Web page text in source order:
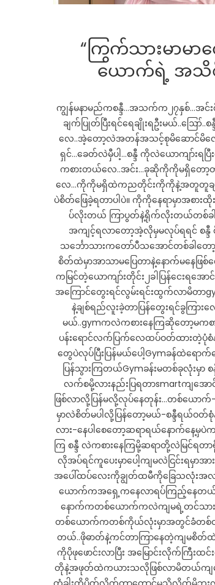
“ကြွက်သားမာမ
ယောက်ရဲ့ အသိ
ကျွန်မနာမည်ကစန္ဒီ…အသက်က၂၇နှစ်…
ချက်ပြုတ်ပြီးရင်ရေချိုးရဦးမယ်..ဪ
လေ..အဲ့တော့လဲအတန်အသင့်စုမိဆောင်မိလေ
ရှင်…ခေတ်လဲမှီပါ့…စန္ဒီ ကိုလဲယောကျာ်းရ
ကစားတယ်လေ..အင်း…ခုဆိုကိုကိုမရှိတော့
လေ…ကိုကိုမရှိထဲကညတိုင်းကိုကိုနဲ့အတူတူချ
ပဲစိတ်ဖြေခဲ့ရတာပါပဲ။ ကိုကိုနေရာမှာအစ
ပ်လိုးတယ် ကြာပွတ်နဲ့ရိုက်လိုးတယ်တစ်ခါခ
အကျင့်ရလာတော့အဲ့လိုမှမလုပ်ရရင် စ
သင်္ဘောသားကတော်ပီသအောင်တစ်ခါတ
စိတ်ထဲမှာအာသာမပြေတာနဲ့နောက်မနေဖြ
ကမြင်တဲ့ယောကျာ်းတိုင်း၂ခါပြန်ငေးရ
အကြောင်တွေးရင်လွမ်းရင်းထွက်လာမိတာ
နဲ့ချစ်ရည်လူးခဲ့တာပြန်တွေးရင်ခွကြာ
မယ်..gymကလဲကစားနေကြဆိုတော့မကစ
ပန်းရောင်လက်ပြက်လေထပ်ဝတ်ထားတဲ့ပုံစံနဲ့
တွေပဲလုပ်ပြီးပြန်မယ်ပေါ့Gymခန်ထဲရ
ပြန်သွားကြတယ်Gymခန်းမတစ်ခုလုံး
လက်စမို့လားနည်းပြရတာsmartကျအ
ဖြစ်လာလို့ပြန်မလို့လုပ်နေတုန်း…တစ်ယောက်
မှာလဲစိတ်မပါလို့ပြန်တော့မယ်-စန္ဒီရယ်ဝတ်
လား-နေပါစေတော့ဆရာရယ်နောက်နေ့မှ
ကြ စန္ဒီ လဲကစားနေကြမို့ဆရာတို့လဲမြင်ရ
လိုအပ်ရင်ကူပေးမှာပေါ့ကျမလဲငြင်းရမှာ
အပေါ်ထပ်လေးကိုချွတ်ထမီကိုခြေသလုံးအ
ယောက်ကအရှေ့ကနေလာရပ်ကြည့်နေတ
နောက်ကတစ်ယောက်ကလဲကျမရဲ့တင်သားတွ
တစ်ယောက်ကတစ်ကိုယ်လုံးမှာအတွင်ခံတစ်ထ
တယ်..ဖိုဓာတ်နဲ့ကင်တာကြာနေတဲ့ကျမစိတ်
ကိုပိုဖုဖောင်းလာပြီး အမြောင်းလိုက်ကြီ
တိုနဲ့အဖုတ်ထဲကယားသလိုဖြစ်လာမိတယ်ကျမ